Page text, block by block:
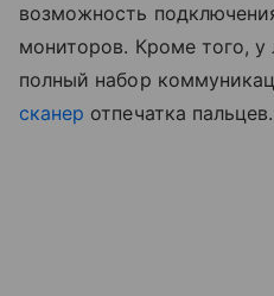
возможность
мониторов. Кроме того, у
полный набор
сканер отпечатка пальцев.